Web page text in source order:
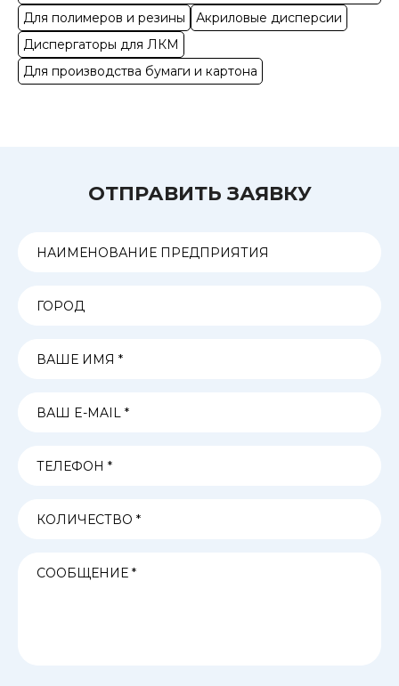
Для полимеров и резины
Акриловые дисперсии
Диспергаторы для ЛКМ
Для производства бумаги и картона
ОТПРАВИТЬ ЗАЯВКУ